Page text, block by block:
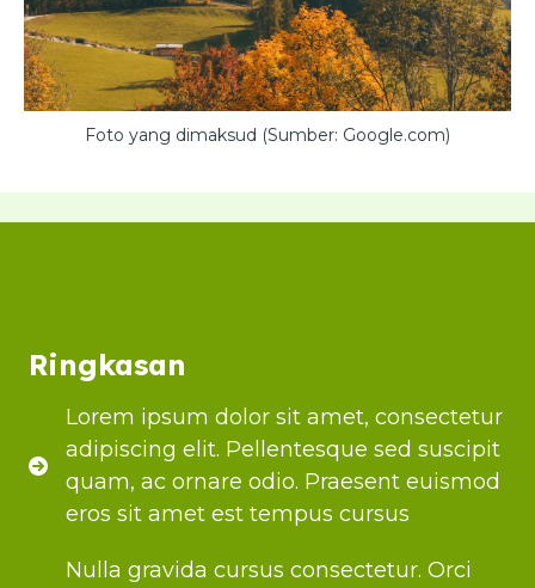
Foto yang dimaksud (Sumber: Google.com)
Ringkasan
Lorem ipsum dolor sit amet, consectetur
adipiscing elit. Pellentesque sed suscipit
quam, ac ornare odio. Praesent euismod
eros sit amet est tempus cursus
Nulla gravida cursus consectetur. Orci